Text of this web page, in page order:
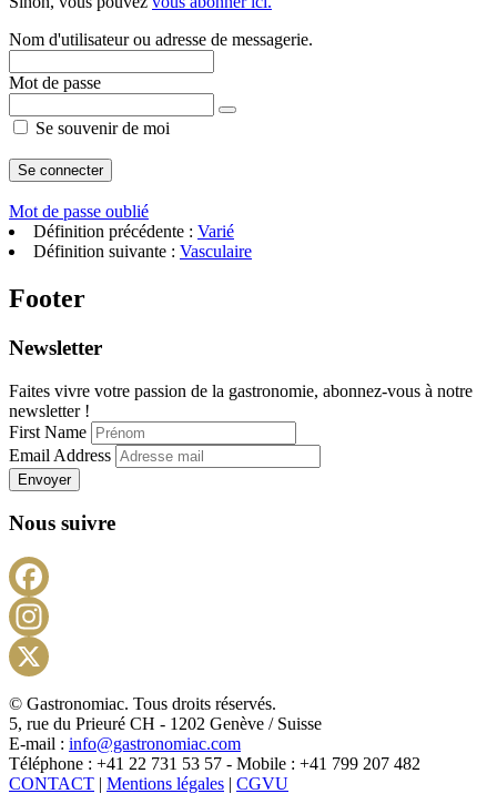
Nom d'utilisateur ou adresse de messagerie.
Mot de passe
Se souvenir de moi
Mot de passe oublié
Définition précédente : Varié
Définition suivante : Vasculaire
Footer
Newsletter
Faites vivre votre passion de la gastronomie, abonnez-vous à notre
newsletter !
First Name
Email Address
Envoyer
Nous suivre
X
© Gastronomiac. Tous droits réservés.
5, rue du Prieuré CH - 1202 Genève / Suisse
E-mail : info@gastronomiac.com
Téléphone : +41 22 731 53 57 - Mobile : +41 799 207 482
CONTACT | Mentions légales | CGVU